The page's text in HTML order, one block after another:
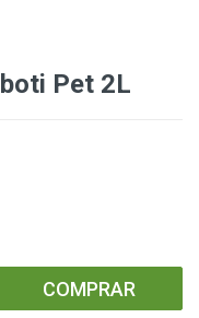
Pet 2L
COMPRAR